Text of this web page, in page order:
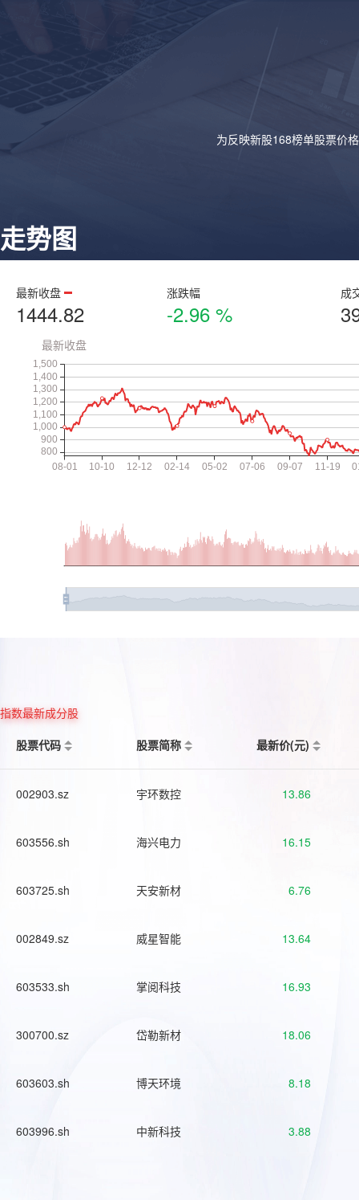
为反映新股168榜单股票价
走势图
最新收盘
1444.82
涨跌幅
-2.96 %
成
指数最新成分股
股票代码
股票简称 最新价(元)
002903.sz 宇环数控 13.86
603556.sh 海兴电力 16.15
603725.sh 天安新材 6.76
002849.sz 威星智能 13.64
603533.sh 掌阅科技 16.93
300700.sz 岱勒新材 18.06
603603.sh 博天环境 8.18
603996.sh 中新科技 3.88